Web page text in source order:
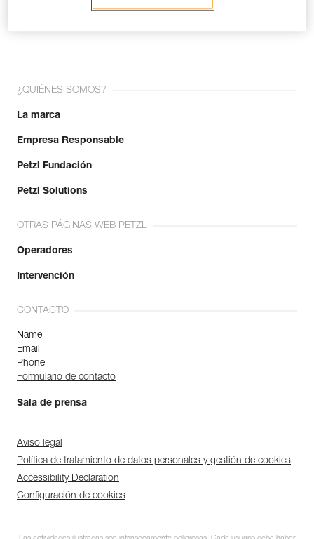
¡Únete a la comunidad!
¿QUIÉNES SOMOS?
La marca
Empresa Responsable
Petzl Fundación
Petzl Solutions
OTRAS PÁGINAS WEB PETZL
Operadores
Intervención
CONTACTO
Name
Email
Phone
Formulario de contacto
Sala de prensa
Aviso legal
Política de tratamiento de datos personales y gestión de cookies
Accessibility Declaration
Configuración de cookies